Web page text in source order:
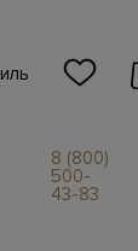
8 (800)
500-
43-83